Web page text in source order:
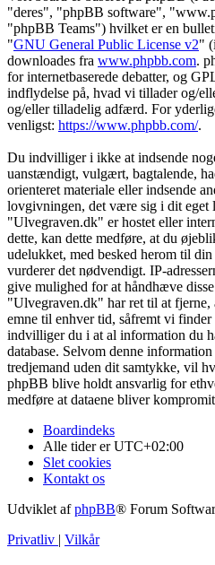
"deres", "phpBB software",
"phpBB Teams") hvilket er en
"GNU General Public License v2"
downloades fra www.phpbb.com.
for internetbaserede debatter, og
indflydelse på, hvad vi tillader og/
og/eller tilladelig adfærd. For
venligst: https://www.phpbb.com/.
Du indvilliger i ikke at indsende
uanstændigt, vulgært, bagtalende,
orienteret materiale eller indsende
lovgivningen, det være sig i dit eget
"Ulvegraven.dk" er hostet eller
dette, kan dette medføre, at du
udelukket, med besked herom til
vurderer det nødvendigt. IP-
give mulighed for at håndhæve
"Ulvegraven.dk" har ret til at
emne til enhver tid, såfremt vi finder
indvilliger du i at al information du
database. Selvom denne
tredjemand uden dit samtykke, vil
phpBB blive holdt ansvarlig for
medføre at dataene bliver
Boardindeks
Alle tider erUTC+02:00
Slet cookies
Kontakt os
Udviklet afphpBB® Forum
Privatliv | Vilkår